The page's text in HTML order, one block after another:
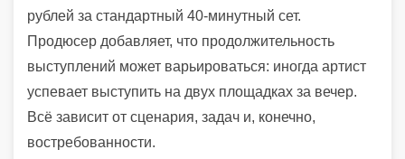
рублей за стандартный 40-минутный сет.
Продюсер добавляет, что продолжительность
выступлений может варьироваться: иногда артист
успевает выступить на двух площадках за вечер.
Всё зависит от сценария, задач и, конечно,
востребованности.